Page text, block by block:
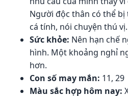
Người độc thân có thể
cá tính, nói chuyện thú vị.
Sức khỏe: Nên hạn chế
hình. Một khoảng nghỉ
hơn.
Con số may mắn: 11, 29
Màu sắc hợp hôm nay: